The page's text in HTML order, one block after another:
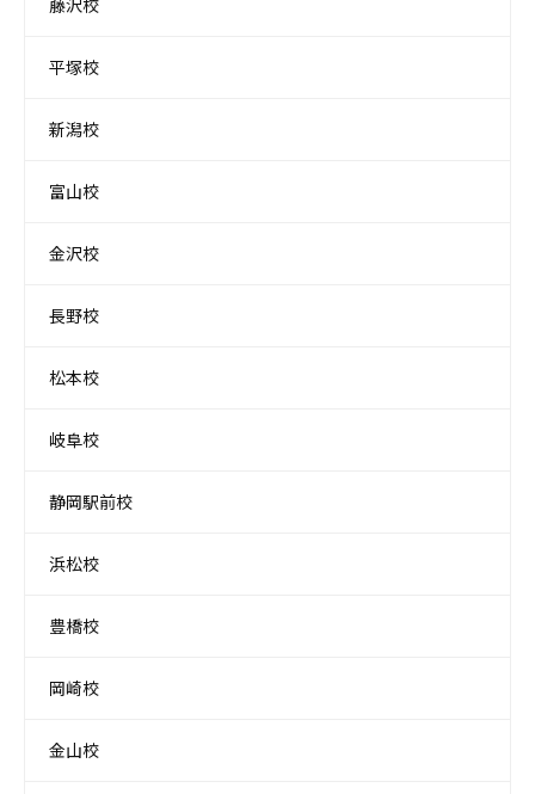
藤沢校
平塚校
新潟校
富山校
金沢校
長野校
松本校
岐阜校
静岡駅前校
浜松校
豊橋校
岡崎校
金山校